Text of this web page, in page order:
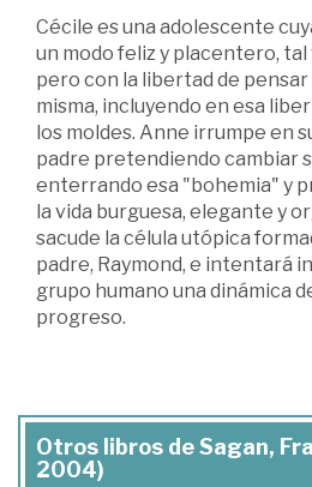
Cécile es una adolescente
un modo feliz y placentero,
pero con la libertad de
misma, incluyendo en esa
los moldes. Anne irrumpe en
padre pretendiendo cambiar
enterrando esa "bohemia" y
la vida burguesa, elegante y
sacude la célula utópica
padre, Raymond, e intentará
grupo humano una dinámica
progreso.
Otros libros de Sagan,
2004)